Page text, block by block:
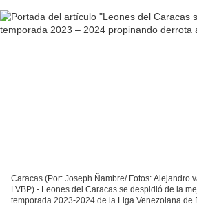
Caracas (Por: Joseph Ñambre/ Fotos: Alejandro
LVBP).- Leones del Caracas se despidió de la
temporada 2023-2024 de la Liga Venezolana de